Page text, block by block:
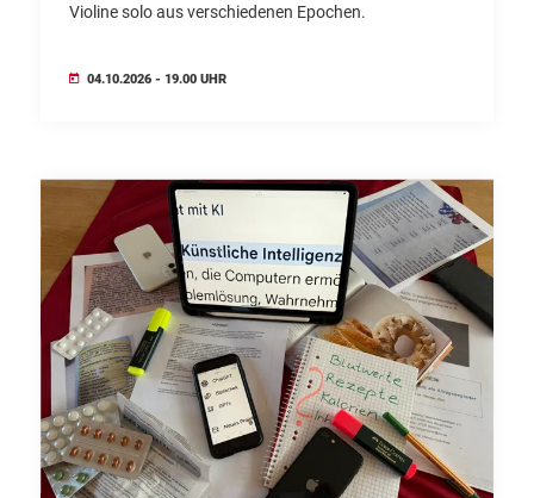
Violine solo aus verschiedenen Epochen.
04.10.2026 - 19.00 UHR